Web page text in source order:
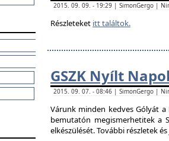
2015. 09. 09. - 19:29 | SimonGergo |
Részleteket itt találtok.
GSZK Nyílt
2015. 09. 07. - 08:46 | SimonGergo |
Várunk minden kedves Gólyát
bemutatón megismerhetitek a
elkészülését. További részletek